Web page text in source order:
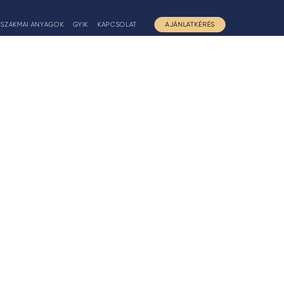
SZAKMAI ANYAGOK GYIK KAPCSOLAT AJÁNLATKÉRÉS